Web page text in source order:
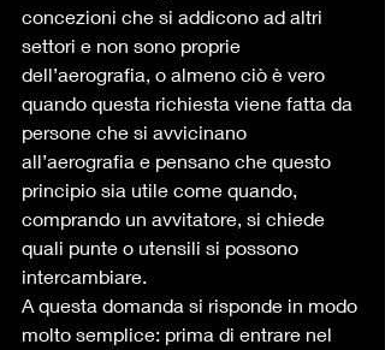
concezioni che si addicono ad altri
settori e non sono proprie
dell’aerografia, o almeno ciò è vero
quando questa richiesta viene fatta da
persone che si avvicinano
all’aerografia e pensano che questo
principio sia utile come quando,
comprando un avvitatore, si chiede
quali punte o utensili si possono
intercambiare.
A questa domanda si risponde in modo
molto semplice: prima di entrare nel